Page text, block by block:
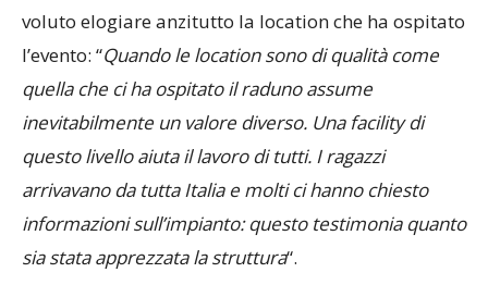
l’evento: “Quando le location sono di qualità come
quella che ci ha ospitato il raduno assume
inevitabilmente un valore diverso. Una facility di
questo livello aiuta il lavoro di tutti. I ragazzi
arrivavano da tutta Italia e molti ci hanno chiesto
informazioni sull’impianto: questo testimonia quanto
sia stata apprezzata la struttura“.